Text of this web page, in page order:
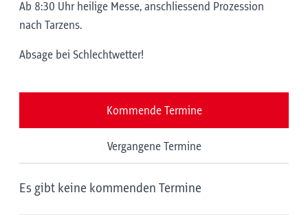
Ab 8:30 Uhr heilige Messe, anschliessend Prozession
nach Tarzens.
Absage bei Schlechtwetter!
Kommende Termine
Vergangene Termine
Es gibt keine kommenden Termine